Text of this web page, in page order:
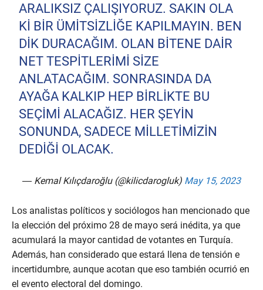
ARALIKSIZ ÇALIŞIYORUZ. SAKIN OLA
KI BIR ÜMITSIZLIĞE KAPILMAYIN. BEN
DIK DURACAĞIM. OLAN BITENE DAIR
NET TESPITLERIMI SIZE
ANLATACAĞIM. SONRASINDA DA
AYAĞA KALKIP HEP BIRLIKTE BU
SEÇIMI ALACAĞIZ. HER ŞEYIN
SONUNDA, SADECE MILLETIMIZIN
DEDIĞI OLACAK.
— Kemal Kılıçdaroğlu (@kilicdarogluk) May 15, 2023
Los analistas políticos y sociólogos han mencionado que
la elección del próximo 28 de mayo será inédita, ya que
acumulará la mayor cantidad de votantes en Turquía.
Además, han considerado que estará llena de tensión e
incertidumbre, aunque acotan que eso también ocurrió en
el evento electoral del domingo.